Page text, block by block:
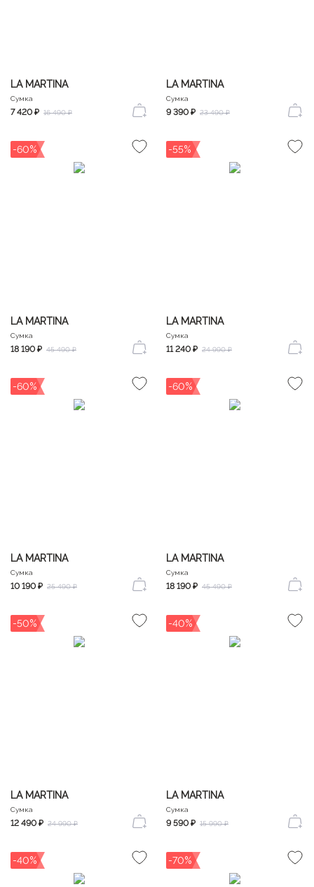
LA MARTINA
Сумка
7 420 ₽ 16 490 ₽
LA MARTINA
Сумка
9 390 ₽ 23 490 ₽
-60%
LA MARTINA
Сумка
18 190 ₽ 45 490 ₽
-55%
LA MARTINA
Сумка
11 240 ₽ 24 990 ₽
-60%
LA MARTINA
Сумка
10 190 ₽ 25 490 ₽
-60%
LA MARTINA
Сумка
18 190 ₽ 45 490 ₽
-50%
LA MARTINA
Сумка
12 490 ₽ 24 990 ₽
-40%
LA MARTINA
Сумка
9 590 ₽ 15 990 ₽
-40% -70%